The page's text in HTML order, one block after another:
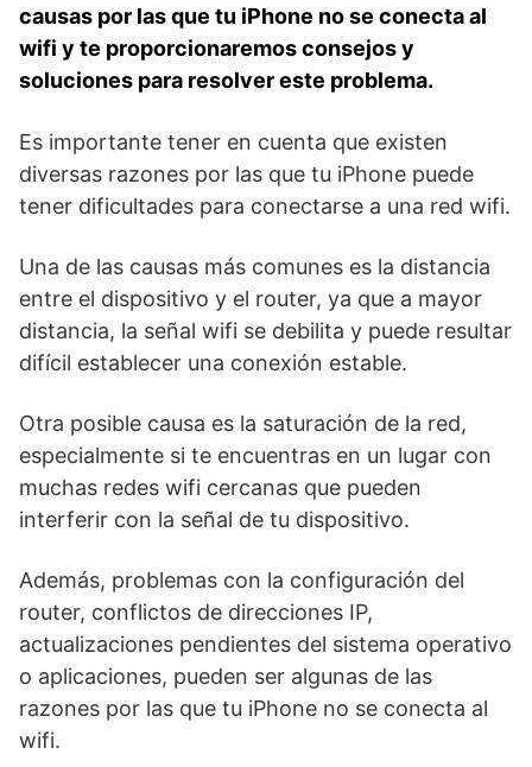
causas por las que tu iPhone no se conecta ⁣al
wifi y ​te proporcionaremos consejos y
soluciones⁣ para resolver este problema.
Es importante tener en⁤ cuenta que⁤ existen
diversas‍ razones por ‍las que ​tu iPhone puede
tener dificultades⁣ para⁣ conectarse ⁣a ​una red wifi.
Una de las​ causas ⁤más comunes es la ⁢distancia
entre el dispositivo y el router, ya ‌que a mayor
distancia, la señal wifi se⁤ debilita y puede resultar
⁣difícil establecer una conexión estable.
Otra posible causa es la saturación de la red,‍
especialmente si te encuentras en un lugar con
‌muchas redes wifi cercanas que pueden
interferir⁣ con la señal de ⁣tu dispositivo.
Además,⁣ problemas​ con la configuración del⁤
router, conflictos‌ de direcciones IP,
actualizaciones pendientes del sistema operativo
‌o aplicaciones, pueden ser algunas de las
razones por las que tu iPhone no se conecta al
wifi.